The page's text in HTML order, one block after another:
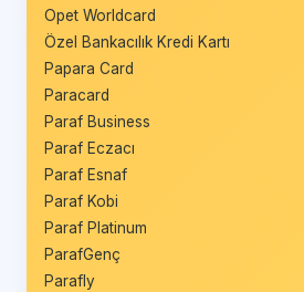
Opet Worldcard
Özel Bankacılık Kredi Kartı
Papara Card
Paracard
Paraf Business
Paraf Eczacı
Paraf Esnaf
Paraf Kobi
Paraf Platinum
ParafGenç
Parafly